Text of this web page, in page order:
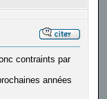
contraints par
années